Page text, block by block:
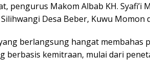
pengurus Makom Albab KH.
Desa Beber, Kuwu Momon
berlangsung hangat membahas
berbasis kemitraan, mulai dari